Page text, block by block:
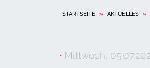
STARTSEITE » AKTUELLES »
· Mittwoch,